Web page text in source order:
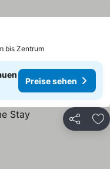
bis Zentrum
Preise sehen
Teilen